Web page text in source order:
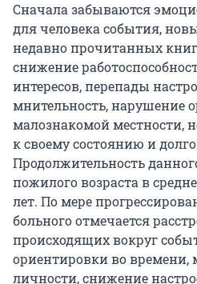
Сначала забываются
для человека события,
недавно прочитанных
снижение
интересов, перепады
мнительность, нарушение
малознакомой местности,
к своему состоянию и
Продолжительность
пожилого возраста в
лет. По мере
больного отмечается
происходящих вокруг
ориентировки во времени,
личности, снижение